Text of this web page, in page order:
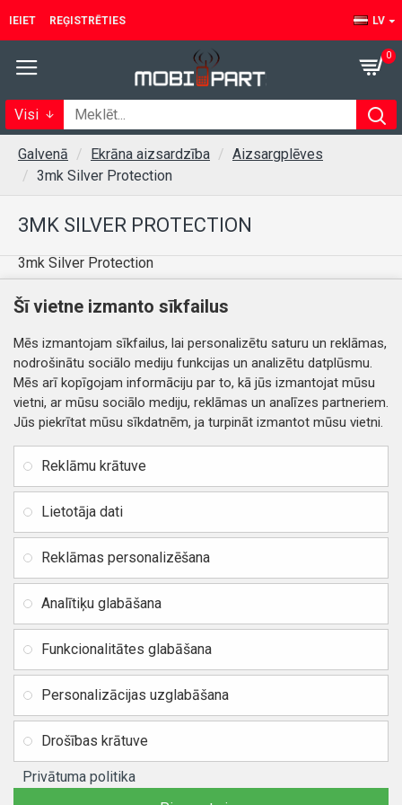
IEIET REĢISTRĒTIES LV
0
Visi
Galvenā Ekrāna aizsardzība
Aizsargplēves
3mk Silver Protection
3MK SILVER PROTECTION
3mk Silver Protection
Šajā kategorijā nav preču.
TURPINĀT
Kontakti
Distances līgums
Privātuma politika
Preču un naudas atgriešana
Piegādes un apmaksa
Vietnes karte
Rekvizīti
Jur. adrese: Zasulauka iela
Reģ. Nr. 40103717618,
BIC / SWIFT: HABALV22
TEl.: +371 20219155
E-pasts:info@mobipart.eu
Autortiesības © 2021, MOBIPART.EU, Visas tiesības aizsargātas
Šī vietne izmanto sīkfailus
Mēs izmantojam sīkfailus, lai personalizētu saturu un reklāmas,
nodrošinātu sociālo mediju funkcijas un analizētu datplūsmu.
Mēs arī kopīgojam informāciju par to, kā jūs izmantojat mūsu
vietni, ar mūsu sociālo mediju, reklāmas un analīzes partneriem.
Jūs piekrītat mūsu sīkdatnēm, ja turpināt izmantot mūsu vietni.
Reklāmu krātuve
Lietotāja dati
Reklāmas personalizēšana
Analītiķu glabāšana
Funkcionalitātes glabāšana
Personalizācijas uzglabāšana
Drošības krātuve
Privātuma politika